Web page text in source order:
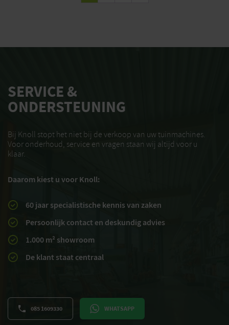
SERVICE &
ONDERSTEUNING
Bij Knoll stopt het niet bij de verkoop van uw tuinmachines.
Voor onderhoud, service en vragen staan wij altijd voor u
klaar.
Daarom kiest u voor Knoll:
60 jaar specialistische kennis van zaken
Persoonlijk contact en deskundig advies
1.000 m² showroom
De klant staat centraal
085 1609330 WHATSAPP